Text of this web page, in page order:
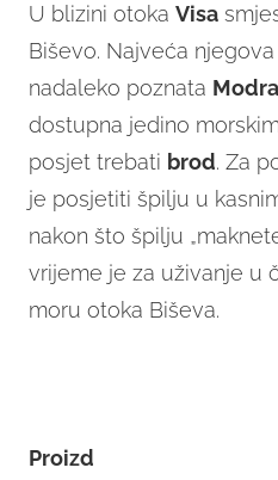
U blizini otoka Visa
Biševo. Najveća
nadaleko poznata
dostupna jedino
posjet trebati brod. Za
je posjetiti špilju u
nakon što špilju
vrijeme je za uživanje u
moru otoka Biševa.
Proizd